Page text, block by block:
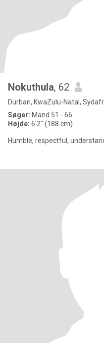
Nokuthula, 62
Durban, KwaZulu-Natal,
Søger: Mand 51 - 66
Højde: 6'2" (188 cm)
Humble, respectful,